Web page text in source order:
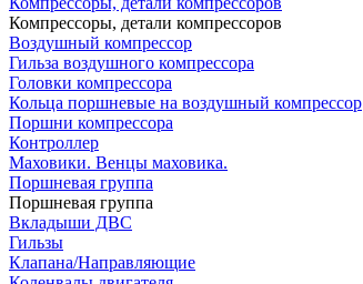
Компрессоры, детали компрессоров
Воздушный компрессор
Гильза воздушного компрессора
Головки компрессора
Кольца поршневые на воздушный компрессор
Поршни компрессора
Контроллер
Маховики. Венцы маховика.
Поршневая группа
Поршневая группа
Вкладыши ДВС
Гильзы
Клапана/Направляющие